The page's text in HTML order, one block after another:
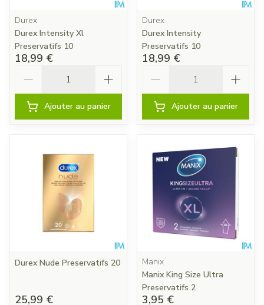
Durex
Durex Intensity Xl
Preservatifs 10
18,99 €
Ajouter au panier
Durex
Durex Intensity
Preservatifs 10
18,99 €
Ajouter au panier
Durex Nude Preservatifs 20
25,99 €
Manix
Manix King Size Ultra
Preservatifs 2
3,95 €